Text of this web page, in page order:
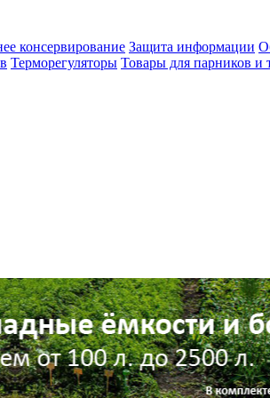
консервирование Защита информации
Терморегуляторы Товары для парников и